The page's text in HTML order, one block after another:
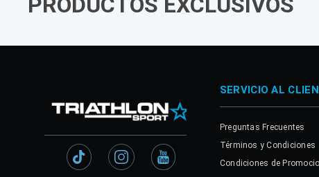
SERVICIO AL
Preguntas Frecuentes
Términos y Condiciones
Condiciones de